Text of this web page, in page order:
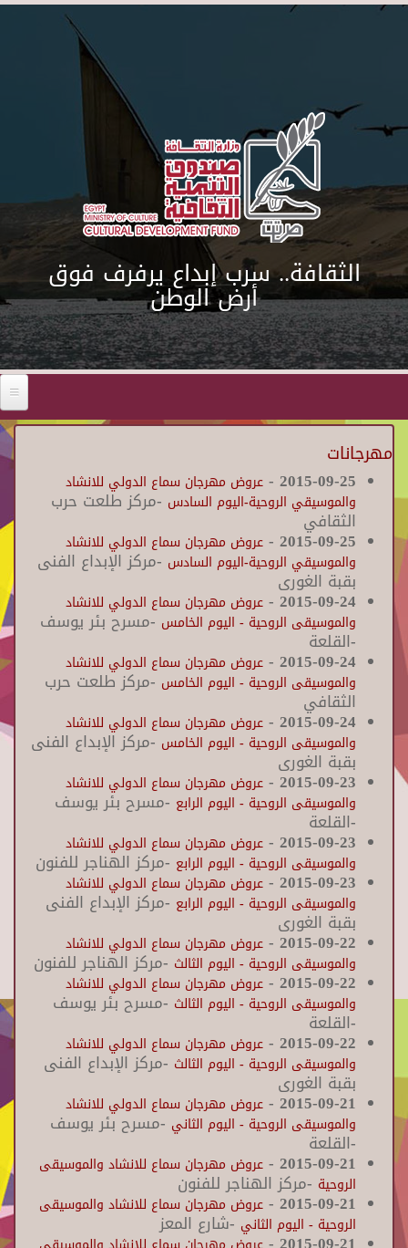
Skip to main content
الثقافة.. سرب إبداع يرفرف فوق
أرض الوطن
مهرجانات
2015-09-25
- عروض مهرجان سماع الدولي للانشاد
والموسيقي الروحية-اليوم السادس -مركز طلعت حرب
الثقافي
2015-09-25
- عروض مهرجان سماع الدولي للانشاد
والموسيقي الروحية-اليوم السادس -مركز الإبداع الفنى
بقبة الغورى
2015-09-24
- عروض مهرجان سماع الدولي للانشاد
والموسيقى الروحية - اليوم الخامس -مسرح بئر يوسف
-القلعة
2015-09-24
- عروض مهرجان سماع الدولي للانشاد
والموسيقى الروحية - اليوم الخامس -مركز طلعت حرب
الثقافي
2015-09-24
- عروض مهرجان سماع الدولي للانشاد
والموسيقى الروحية - اليوم الخامس -مركز الإبداع الفنى
بقبة الغورى
2015-09-23
- عروض مهرجان سماع الدولي للانشاد
والموسيقى الروحية - اليوم الرابع -مسرح بئر يوسف
-القلعة
2015-09-23
- عروض مهرجان سماع الدولي للانشاد
والموسيقى الروحية - اليوم الرابع -مركز الهناجر للفنون
2015-09-23
- عروض مهرجان سماع الدولي للانشاد
والموسيقى الروحية - اليوم الرابع -مركز الإبداع الفنى
بقبة الغورى
2015-09-22
- عروض مهرجان سماع الدولي للانشاد
والموسيقى الروحية - اليوم الثالث -مركز الهناجر للفنون
2015-09-22
- عروض مهرجان سماع الدولي للانشاد
والموسيقى الروحية - اليوم الثالث -مسرح بئر يوسف
-القلعة
2015-09-22
- عروض مهرجان سماع الدولي للانشاد
والموسيقى الروحية - اليوم الثالث -مركز الإبداع الفنى
بقبة الغورى
2015-09-21
- عروض مهرجان سماع الدولي للانشاد
والموسيقى الروحية - اليوم الثاني -مسرح بئر يوسف
-القلعة
2015-09-21
- عروض مهرجان سماع للانشاد والموسيقى
الروحية -مركز الهناجر للفنون
2015-09-21
- عروض مهرجان سماع للانشاد والموسيقى
الروحية - اليوم الثاني -شارع المعز